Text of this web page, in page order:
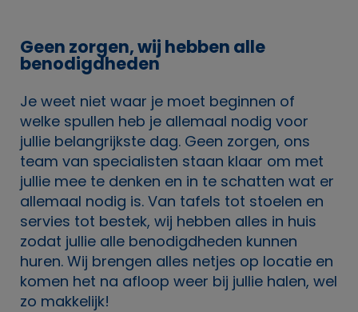
Geen zorgen, wij hebben alle
benodigdheden
Je weet niet waar je moet beginnen of
welke spullen heb je allemaal nodig voor
jullie belangrijkste dag. Geen zorgen, ons
team van specialisten staan klaar om met
jullie mee te denken en in te schatten wat er
allemaal nodig is. Van tafels tot stoelen en
servies tot bestek, wij hebben alles in huis
zodat jullie alle benodigdheden kunnen
huren. Wij brengen alles netjes op locatie en
komen het na afloop weer bij jullie halen, wel
zo makkelijk!